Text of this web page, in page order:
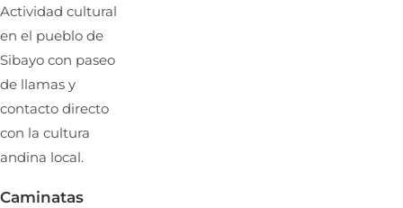
Actividad cultural
en el pueblo de
Sibayo con paseo
de llamas y
contacto directo
con la cultura
andina local.
Caminatas